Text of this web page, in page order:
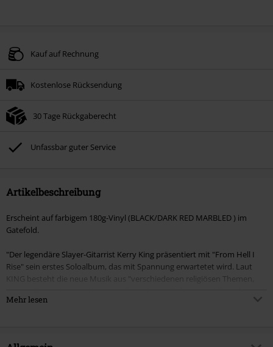
Kauf auf Rechnung
Kostenlose Rücksendung
30 Tage Rückgaberecht
Unfassbar guter Service
Artikelbeschreibung
Erscheint auf farbigem 180g-Vinyl (BLACK/DARK RED MARBLED ) im
Gatefold.
"Der legendäre Slayer-Gitarrist Kerry King präsentiert mit "From Hell I
Rise" sein erstes Soloalbum, das mit Spannung erwartetet wird. Laut
KING besteht die neue Musik aus "verschiedenen religiösen Themen,
spooky stuff, mit herkulischen Geschwindigkeiten erreicht. Wenn du
Mehr lesen